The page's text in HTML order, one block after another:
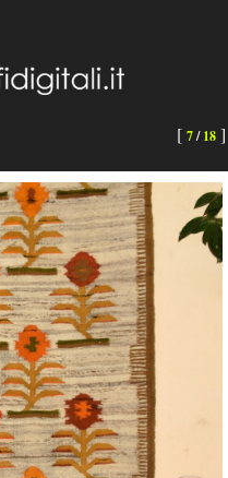
[ 7/18]